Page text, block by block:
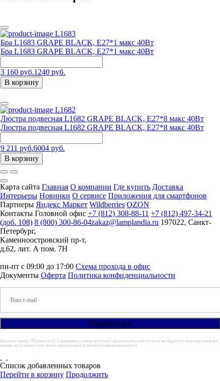
L1683
Бра L1683 GRAPE BLACK, E27*1 макс 40Вт
Бра L1683 GRAPE BLACK, E27*1 макс 40Вт
3 160 руб.1240 руб.
В корзину
L1682
Люстра подвесная L1682 GRAPE BLACK, E27*8 макс 40Вт
Люстра подвесная L1682 GRAPE BLACK, E27*8 макс 40Вт
9 211 руб.6004 руб.
В корзину
Карта сайта Главная О компании Где купить Доставка
Интерьеры Новинки О сервисе Приложения для смартфонов
Партнеры Яндекс Маркет Wildberries OZON
Контакты Головной офис +7 (812) 308-88-11 +7 (812) 497-34-21
(доб. 108) 8 (800) 300-86-04zakaz@lamplandia.ru 197022, Санкт-
Петербург,
Каменноостровский пр-т,
д.62, лит. А пом. 7Н
пн-пт с 09:00 до 17:00 Схема прохода в офис
Документы Оферта Политика конфиденциальности
Нажимая кнопку "Подписаться", я принимаю условия публичной оферты и даю своё согласие на обработку моих персональных
данных, на условиях и для целей, определенных политикой конфиденциальности.
Список добавленных товаров
Перейти в корзину Продолжить